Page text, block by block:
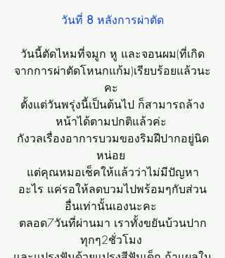
วันที่ 8 หลังการผ่าตัด
วันนี้ตัดไหมที่จมูก หู และจอนผม(ที่เกิด
จากการผ่าตัดโหนกแก้ม)เรียบร้อยแล้วนะ
คะ
ตั้งแต่วันพรุ่งนี้เป็นต้นไป ก็สามารถล้าง
หน้าได้ตามปกติแล้วค่ะ
กังวลเรื่องอาการบวมของริมฝีปากอยู่นิด
หน่อย
แต่คุณหมอเช็คให้แล้วว่าไม่มีปัญหา
อะไร แค่รอให้ลดบวมไปพร้อมๆกับส่วน
อื่นเท่านั้นเองนะคะ
ตลอด7วันที่ผ่านมา เราทั้งขยันบ้วนปาก
ทุกๆ2ชั่วโมง